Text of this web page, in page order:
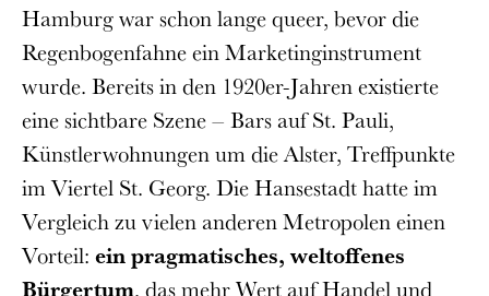
Hamburg war schon lange queer, bevor die
Regenbogenfahne ein Marketinginstrument
wurde. Bereits in den 1920er-Jahren existierte
eine sichtbare Szene – Bars auf St. Pauli,
Künstlerwohnungen um die Alster, Treffpunkte
im Viertel St. Georg. Die Hansestadt hatte im
Vergleich zu vielen anderen Metropolen einen
Vorteil: ein pragmatisches, weltoffenes
Bürgertum, das mehr Wert auf Handel und